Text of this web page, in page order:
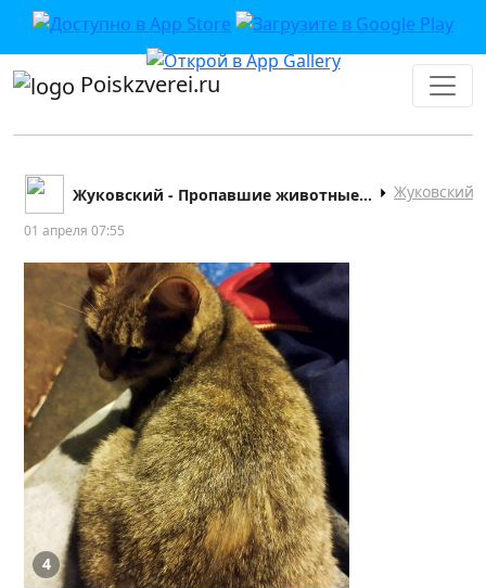
Poiskzverei.ru
Жуковский - Пропавшие животные, помощь животным Жуковский
01 апреля 07:55
4